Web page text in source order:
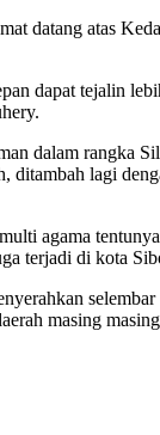
datang atas
dapat tejalin
dalam rangka
ditambah lagi
agama
terjadi di kota
masing